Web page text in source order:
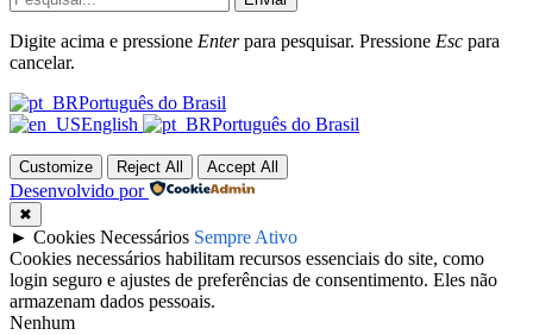
Digite acima e pressione Enterpara pesquisar. Pressione Esc para
cancelar.
Português do Brasil
English
Português do Brasil
Customize Reject All Accept All
Desenvolvido por
✖
► Cookies Necessários Sempre Ativo
Cookies necessários habilitam recursos essenciais do site, como
login seguro e ajustes de preferências de consentimento. Eles não
armazenam dados pessoais.
Nenhum